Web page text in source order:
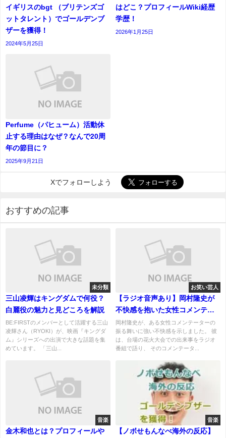
イギリスのbgt （ブリテンズゴ
ットタレント）でゴールデンブ
ザーを獲得！
2024年5月25日
はどこ？プロフィールWiki経歴
学歴！
2026年1月25日
Perfume（パヒューム）活動休
止する理由はなぜ？なんで20周
年の節目に？
2025年9月21日
Xでフォローしよう
おすすめの記事
未分類
三山凌輝はキングダムで何役？
白麗役の魅力と見どころを解説
BE:FIRSTのメンバーとして活躍する三山
凌輝さん（RYOKI）が、映画『キングダ
ム』シリーズへの出演で大きな話題を集
めています。 「三山...
お笑い芸人
【ラジオ音声あり】岡村隆史が
不快感を抱いた女性コメンテー
ター誰？出演している情報番組
とは？
岡村隆史が、ある女性コメンテーターの
振る舞いに強い不快感を示しました。 彼
は、台場の花火大会での出来事をラジオ
番組で語り、 そのコメンテータ...
音楽
金木和也とは？プロフィールや
音楽
【ノボせもんなべ海外の反応】